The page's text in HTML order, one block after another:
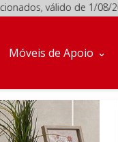
válido de 1/08/
Móveis de Apoio